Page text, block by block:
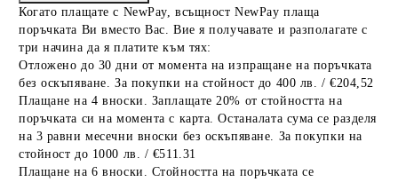
Когато плащате с NewPay, всъщност NewPay плаща
поръчката Ви вместо Вас. Вие я получавате и разполагате с
три начина да я платите към тях:
Отложено до 30 дни от момента на изпращане на поръчката
без оскъпяване. За покупки на стойност до 400 лв. / €204,52
Плащане на 4 вноски. Заплащате 20% от стойността на
поръчката си на момента с карта. Останалата сума се разделя
на 3 равни месечни вноски без оскъпяване. За покупки на
стойност до 1000 лв. / €511.31
Плащане на 6 вноски. Стойността на поръчката се